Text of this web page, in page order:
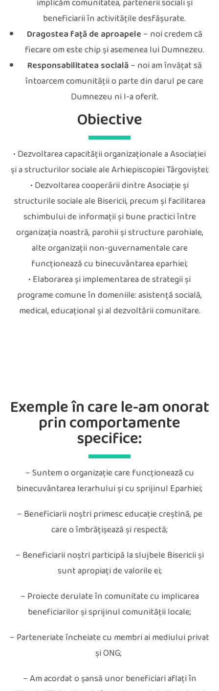
implicăm comunitatea, partenerii sociali și
beneficiarii în activitățile desfășurate.
Dragostea față de aproapele– noi credem că
fiecare om este chip și asemenea lui Dumnezeu.
Responsabilitatea socială– noi am învățat să
întoarcem comunității o parte din darul pe care
Dumnezeu ni l-a oferit.
Obiective
• Dezvoltarea capacităţii organizaţionale a Asociației
şi a structurilor sociale ale Arhiepiscopiei Târgoviștei;
• Dezvoltarea cooperării dintre Asociație și
structurile sociale ale Bisericii, precum şi facilitarea
schimbului de informaţii şi bune practici între
organizaţia noastră, parohii și structure parohiale,
alte organizaţii non-guvernamentale care
funcţionează cu binecuvântarea eparhiei;
• Elaborarea şi implementarea de strategii şi
programe comune în domeniile: asistenţă socială,
medical, educaţional şi al dezvoltării comunitare.
Exemple în care le-am onorat
prin comportamente
specifice:
– Suntem o organizație care funcționează cu
binecuvântarea Ierarhului și cu sprijinul Eparhiei;
– Beneficiarii noștri primesc educație creștină, pe
care o îmbrățișează și respectă;
– Beneficiarii noștri participă la slujbele Bisericii și
sunt apropiați de valorile ei;
– Proiecte derulate în comunitate cu implicarea
beneficiarilor și sprijinul comunității locale;
– Parteneriate încheiate cu membri ai mediului privat
și ONG;
– Am acordat o șansă unor beneficiari aflați în